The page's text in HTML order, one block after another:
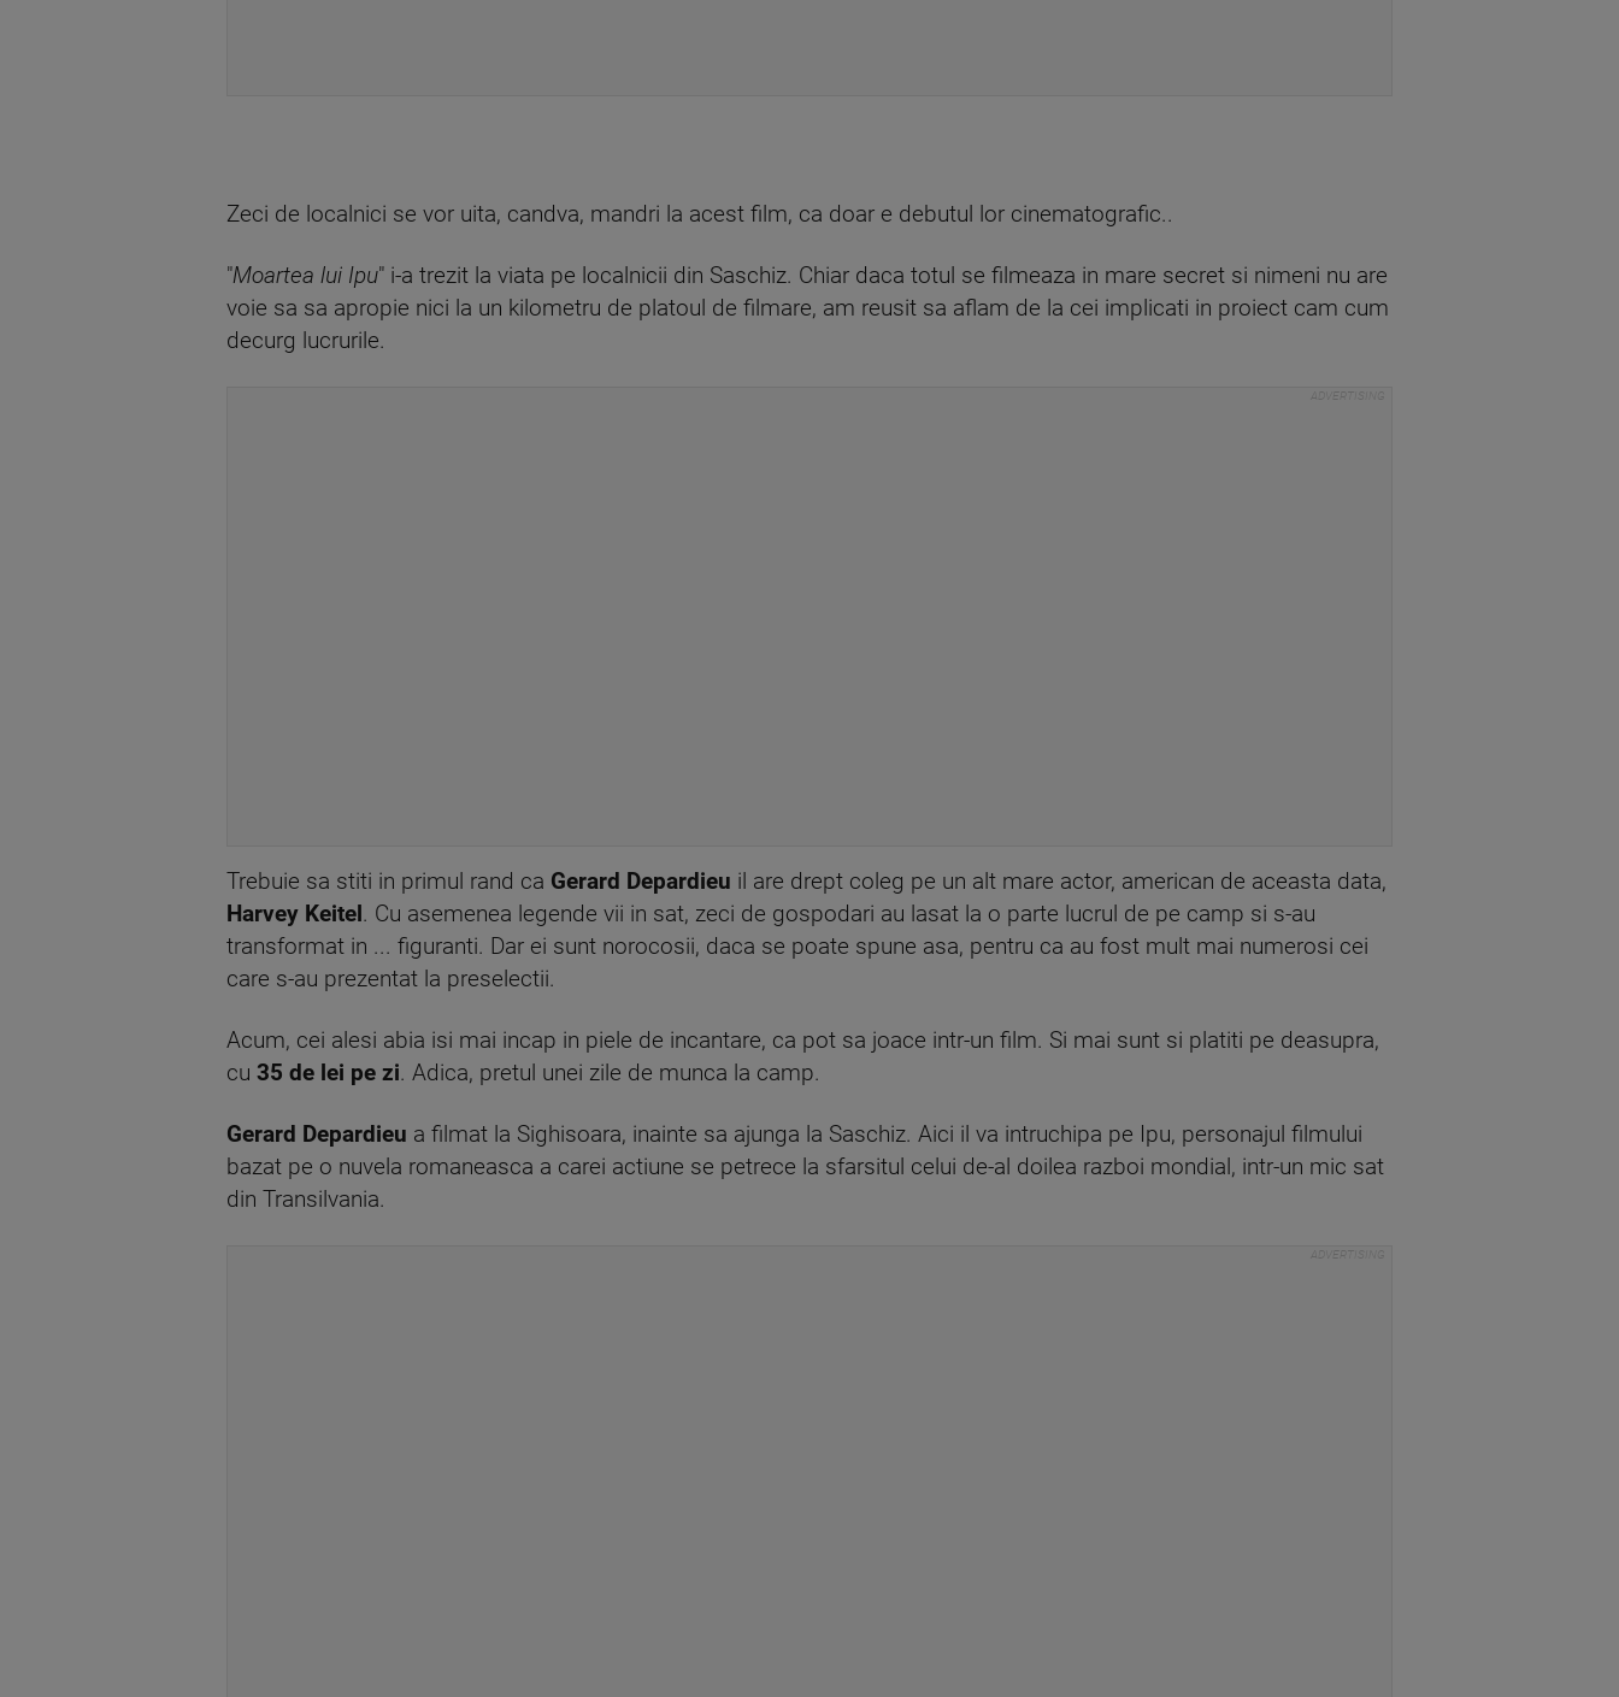
Zeci de localnici se vor uita, candva, mandri la acest film, ca doar e debutul lor cinematografic..
"Moartea lui Ipu" i-a trezit la viata pe localnicii din Saschiz. Chiar daca totul se filmeaza in mare secret si nimeni nu are
voie sa sa apropie nici la un kilometru de platoul de filmare, am reusit sa aflam de la cei implicati in proiect cam cum
decurg lucrurile.
Trebuie sa stiti in primul rand ca Gerard Depardieu il are drept coleg pe un alt mare actor, american de aceasta data,
Harvey Keitel. Cu asemenea legende vii in sat, zeci de gospodari au lasat la o parte lucrul de pe camp si s-au
transformat in ... figuranti. Dar ei sunt norocosii, daca se poate spune asa, pentru ca au fost mult mai numerosi cei
care s-au prezentat la preselectii.
Acum, cei alesi abia isi mai incap in piele de incantare, ca pot sa joace intr-un film. Si mai sunt si platiti pe deasupra,
cu 35 de lei pe zi. Adica, pretul unei zile de munca la camp.
Gerard Depardieu a filmat la Sighisoara, inainte sa ajunga la Saschiz. Aici il va intruchipa pe Ipu, personajul filmului
bazat pe o nuvela romaneasca a carei actiune se petrece la sfarsitul celui de-al doilea razboi mondial, intr-un mic sat
din Transilvania.